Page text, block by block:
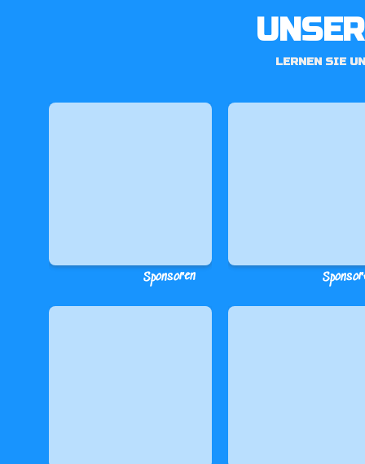
LERNEN SIE
Sponsoren